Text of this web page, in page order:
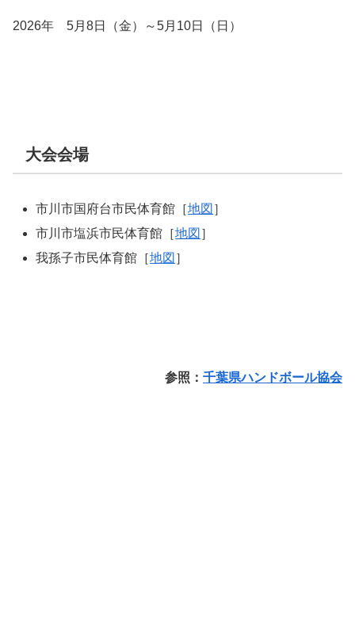
2026年 5月8日（金）～5月10日（日）
大会会場
市川市国府台市民体育館［地図 ］
市川市塩浜市民体育館［地図 ］
我孫子市民体育館［地図 ］
参照： 千葉県ハンドボール協会